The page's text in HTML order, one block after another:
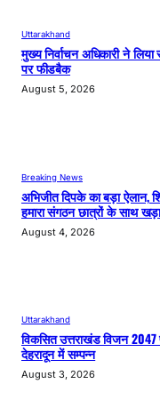
Uttarakhand
मुख्य निर्वाचन अधिकारी ने
पर फीडबैक
August 5, 2026
Breaking News
अभिजीत दिपके का बड़ा ऐलान,
हमारा संगठन छात्रों के साथ
August 4, 2026
Uttarakhand
विकसित उत्तराखंड विजन
देहरादून में सम्पन्न
August 3, 2026